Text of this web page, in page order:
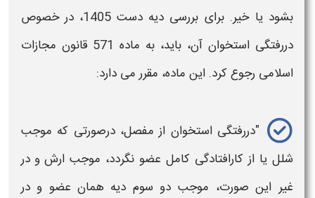
بشود یا خیر. برای بررسی دیه دست 1405،
در خصوص
دررفتگی استخوان آن، باید، به ماده 571 قانون مجازات
اسلامی رجوع کرد. این ماده، مقرر می دارد:
"دررفتگی استخوان از مفصل، درصورتی که موجب
شلل یا از کارافتادگی کامل عضو نگردد، موجب ارش و در
غیر این صورت، موجب دو سوم دیه همان عضو و در